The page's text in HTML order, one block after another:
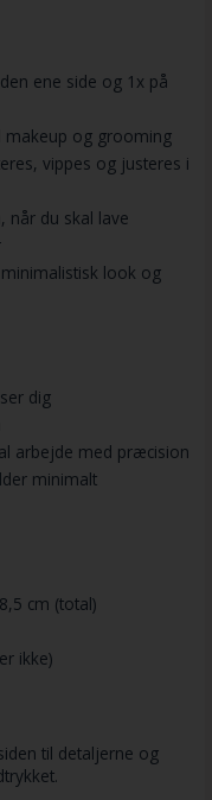
ene side og 1x på
makeup og grooming
vippes og justeres i
du skal lave
look og
dig
arbejde med præcision
minimalt
cm (total)
ikke)
til detaljerne og